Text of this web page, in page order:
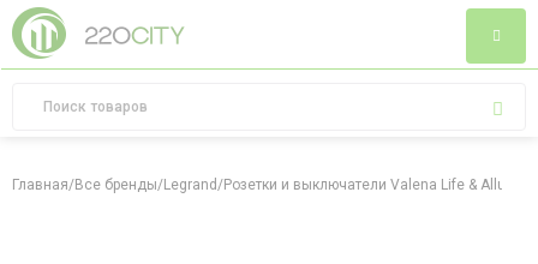
Главная/Все бренды/Legrand/Розетки и выключатели Valena Life & Allure,